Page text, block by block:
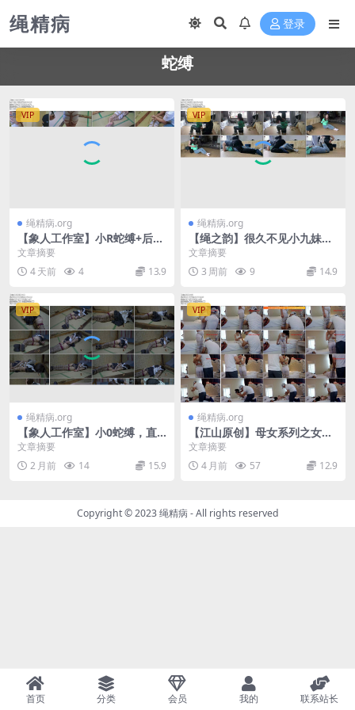
绳精病 登录
蛇缚
VIP
绳精病.org
【象人工作室】小R蛇缚+后高
手驷马静置，勒嘴，扯指
文章摘要
4 天前
4 13.9
VIP
绳精病.org
【绳之韵】很久不见小九妹，
绿衫白袜牛仔裤，蛇缚、驷
马，强吻与亵玩，TK、SP、鞭
打
文章摘要
3 周前
9 14.9
VIP
绳精病.org
【象人工作室】小0蛇缚，直
臂，全身紧缚
文章摘要
2 月前
14 15.9
VIP
绳精病.org
【江山原创】母女系列之女儿
白丝白吊带，蛇缚+后手观音
紧缚+挠痒痒
文章摘要
4 月前
57 12.9
Copyright © 2023绳精病- All rights reserved
首页 分类 会员 我的 联系站长